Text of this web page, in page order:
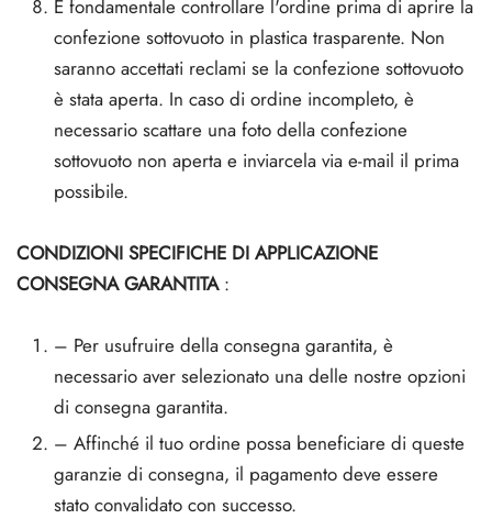
È fondamentale controllare l'ordine prima di aprire la
confezione sottovuoto in plastica trasparente. Non
saranno accettati reclami se la confezione sottovuoto
è stata aperta. In caso di ordine incompleto, è
necessario scattare una foto della confezione
sottovuoto non aperta e inviarcela via e-mail il prima
possibile.
CONDIZIONI SPECIFICHE DI APPLICAZIONE
CONSEGNA GARANTITA:
– Per usufruire della consegna garantita, è
necessario aver selezionato una delle nostre opzioni
di consegna garantita.
– Affinché il tuo ordine possa beneficiare di queste
garanzie di consegna, il pagamento deve essere
stato convalidato con successo.